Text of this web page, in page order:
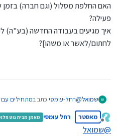
לבדוק אם מגיעות
הזכויות שלכם.
אל תשאירו כסף על
שמגיע לכם!
האם החלפת מסלול (וגם חברה) בזמן
פעילה?
איך מגיעים בעבודה החדשה (בע"ה)
לחתום/לאשר או משהו]?
ש שמואל@רחל-עומסי כתב במתחילים
מנותק
מאסטר רחל עומסי מאמן מבית גוט
@שמואל